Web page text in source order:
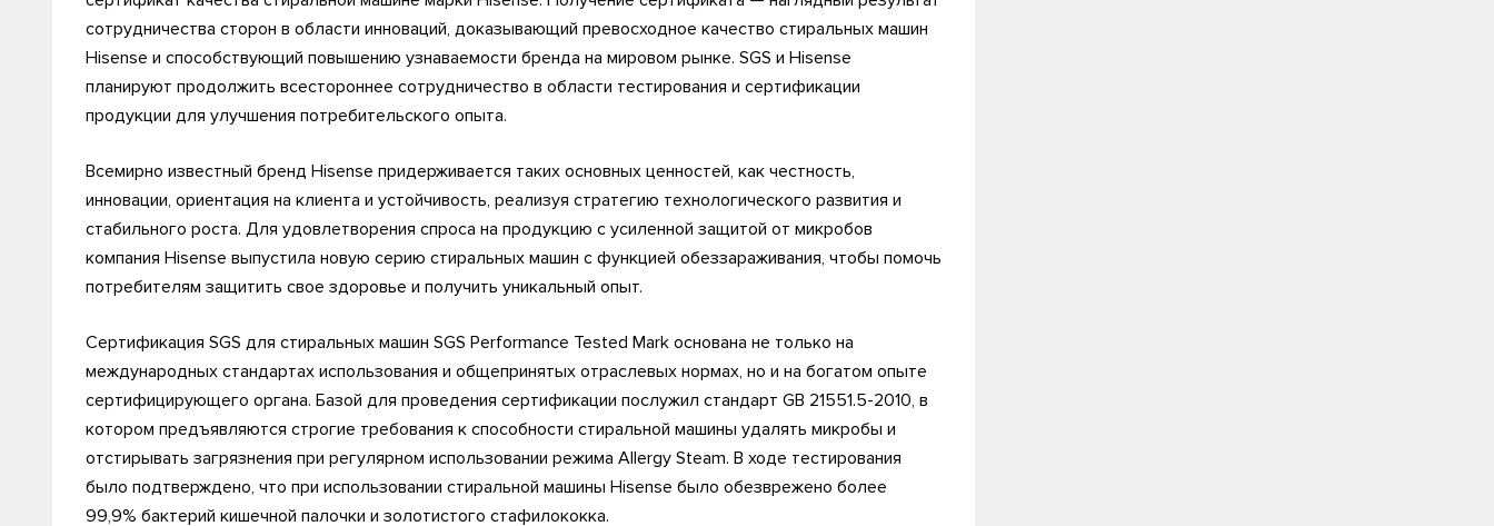
сотрудничества сторон в области инноваций, доказывающий превосходное качество стиральных машин
Hisense и способствующий повышению узнаваемости бренда на мировом рынке. SGS и Hisense
планируют продолжить всестороннее сотрудничество в области тестирования и сертификации
продукции для улучшения потребительского опыта.
Всемирно известный бренд Hisense придерживается таких основных ценностей, как честность,
инновации, ориентация на клиента и устойчивость, реализуя стратегию технологического развития и
стабильного роста. Для удовлетворения спроса на продукцию с усиленной защитой от микробов
компания Hisense выпустила новую серию стиральных машин с функцией обеззараживания, чтобы помочь
потребителям защитить свое здоровье и получить уникальный опыт.
Сертификация SGS для стиральных машин SGS Performance Tested Mark основана не только на
международных стандартах использования и общепринятых отраслевых нормах, но и на богатом опыте
сертифицирующего органа. Базой для проведения сертификации послужил стандарт GB 21551.5-2010, в
котором предъявляются строгие требования к способности стиральной машины удалять микробы и
отстирывать загрязнения при регулярном использовании режима Allergy Steam. В ходе тестирования
было подтверждено, что при использовании стиральной машины Hisense было обезврежено более
99,9% бактерий кишечной палочки и золотистого стафилококка.